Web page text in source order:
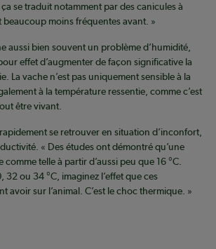
se traduit notamment par des canicules à
moins fréquentes avant. »
aussi bien souvent un problème d’humidité,
effet d’augmenter de façon significative la
La vache n’est pas uniquement sensible à la
à la température ressentie, comme c’est
être vivant.
se retrouver en situation d’inconfort,
« Des études ont démontré qu’une
telle à partir d’aussi peu que 16 °C.
32 ou 34 °C, imaginez l’effet que ces
avoir sur l’animal. C’est le choc thermique. »